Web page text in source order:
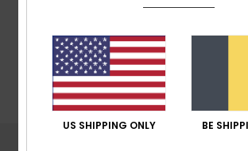
tissu du vêtement.
US SHIPPING ONLY BE